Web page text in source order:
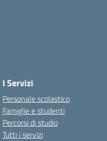
I Servizi
Personale scolastico
Famiglie e studenti
Percorsi di studio
Tutti i servizi